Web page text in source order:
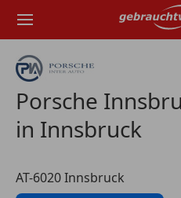
Hauptinhalt
Porsche
in Innsbruck
AT-6020 Innsbruck